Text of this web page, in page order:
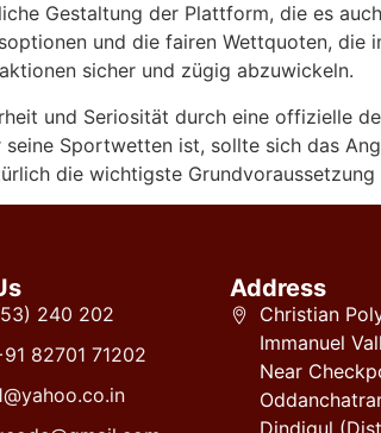
Gestaltung der Plattform, die es
und die fairen Wettquoten, die
sicher und zügig abzuwickeln.
und Seriosität durch eine offizielle
Sportwetten ist, sollte sich das
die wichtigste
240 202
82701 71202
Address
Christian
Immanuel
Near